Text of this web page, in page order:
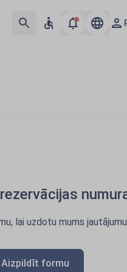
lai uzdotu mums jautājumu
Aizpildīt formu